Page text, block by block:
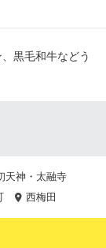
黒毛和牛などう
天神・太融寺
西梅田